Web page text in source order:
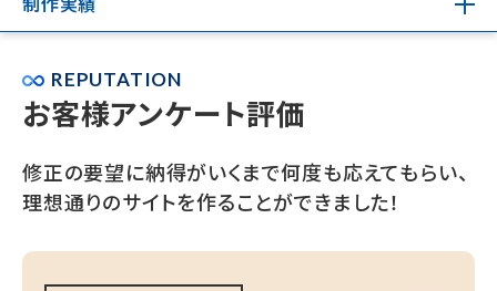
REPUTATION
お客様アンケート評価
修正の要望に納得がいくまで何度も応えてもらい、
理想通りのサイトを作ることができました！